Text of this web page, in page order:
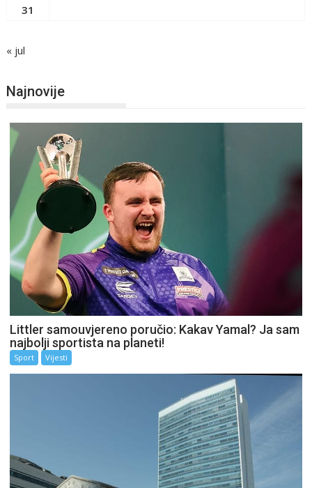
31
« jul
Najnovije
Littler samouvjereno poručio: Kakav Yamal? Ja sam
najbolji sportista na planeti!
Sport Vijesti